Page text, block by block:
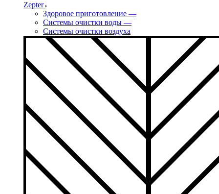
Zepter
Здоровое приготовление —
Системы очистки воды —
Системы очистки воздуха